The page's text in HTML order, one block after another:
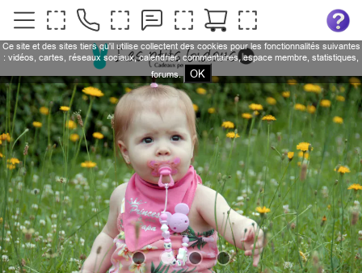
Ce site et des sites tiers qu'il utilise collectent des cookies pour les fonctionnalités suivantes
: vidéos, cartes, réseaux sociaux, calendrier, commentaires, espace membre, statistiques,
forums.
OK